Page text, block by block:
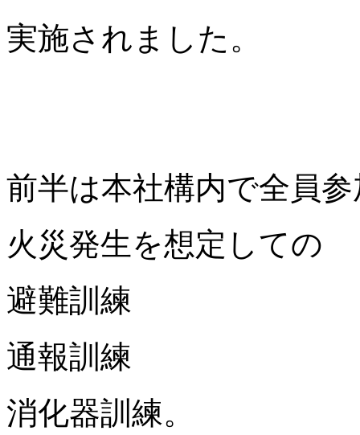
実施されました。
前半は本社構内で全員
火災発生を想定しての
避難訓練
通報訓練
消化器訓練。